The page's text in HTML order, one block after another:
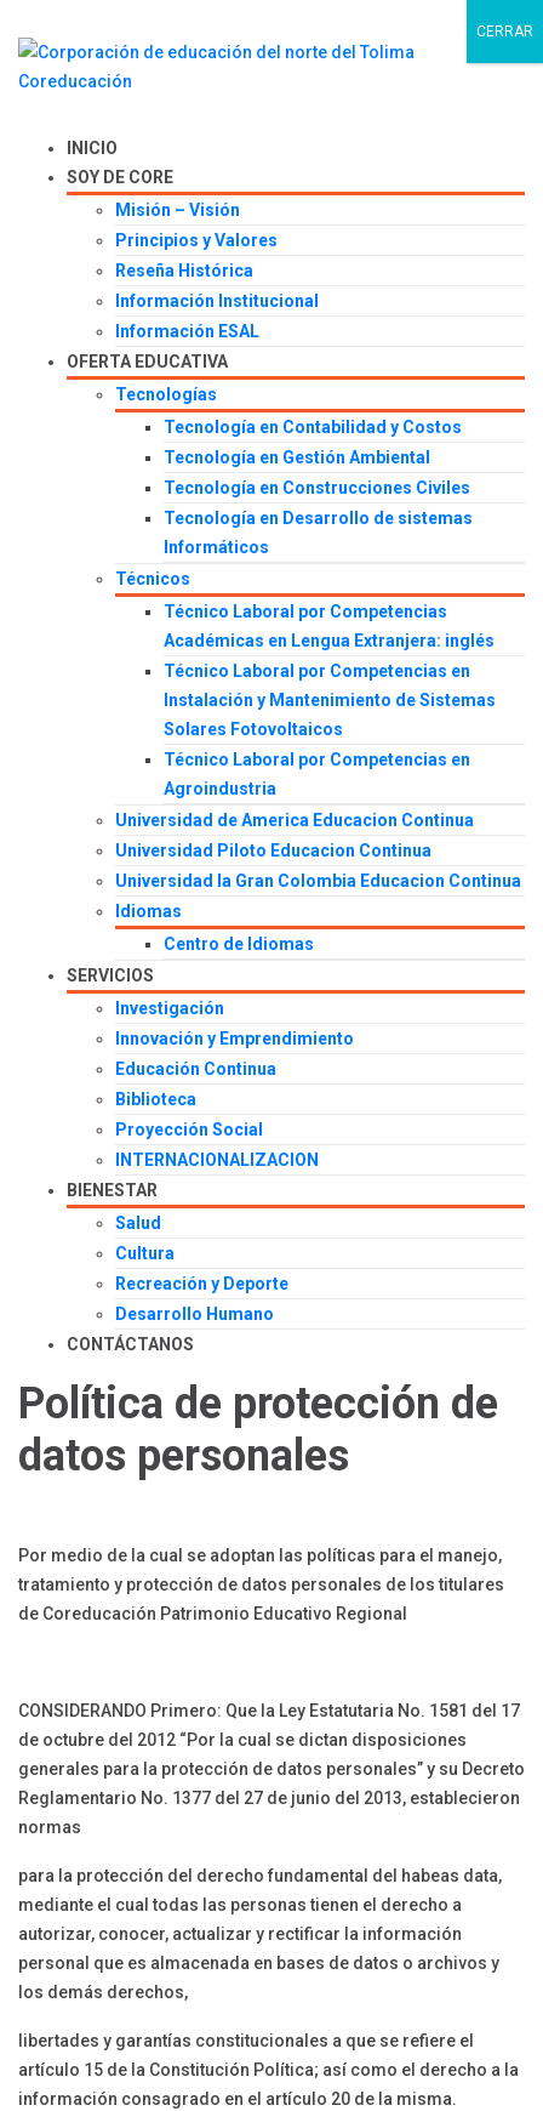
INICIO
SOY DE CORE
Misión – Visión
Principios y Valores
Reseña Histórica
Información Institucional
Información ESAL
OFERTA EDUCATIVA
Tecnologías
Tecnología en Contabilidad y Costos
Tecnología en Gestión Ambiental
Tecnología en Construcciones Civiles
Tecnología en Desarrollo de sistemas
Informáticos
Técnicos
Técnico Laboral por Competencias
Académicas en Lengua Extranjera: inglés
Técnico Laboral por Competencias en
Instalación y Mantenimiento de Sistemas
Solares Fotovoltaicos
Técnico Laboral por Competencias en
Agroindustria
Universidad de America Educacion Continua
Universidad Piloto Educacion Continua
Universidad la Gran Colombia Educacion Continua
Idiomas
Centro de Idiomas
SERVICIOS
Investigación
Innovación y Emprendimiento
Educación Continua
Biblioteca
Proyección Social
INTERNACIONALIZACION
BIENESTAR
Salud
Cultura
Recreación y Deporte
Desarrollo Humano
CONTÁCTANOS
Política de protección de
datos personales
Por medio de la cual se adoptan las políticas para el manejo,
tratamiento y protección de datos personales de los titulares
de Coreducación Patrimonio Educativo Regional
CONSIDERANDO Primero: Que la Ley Estatutaria No. 1581 del 17
de octubre del 2012 “Por la cual se dictan disposiciones
generales para la protección de datos personales” y su Decreto
Reglamentario No. 1377 del 27 de junio del 2013, establecieron
normas
para la protección del derecho fundamental del habeas data,
mediante el cual todas las personas tienen el derecho a
autorizar, conocer, actualizar y rectificar la información
personal que es almacenada en bases de datos o archivos y
los demás derechos,
libertades y garantías constitucionales a que se refiere el
artículo 15 de la Constitución Política; así como el derecho a la
información consagrado en el artículo 20 de la misma.
CERRAR